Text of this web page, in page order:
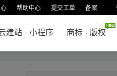
帮助中心 提交工单 备案
建站 · 小程序 商标 · 版权